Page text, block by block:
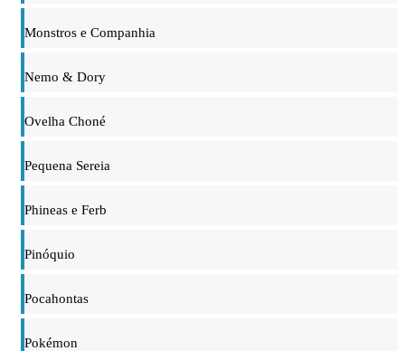
Monstros e Companhia
Nemo & Dory
Ovelha Choné
Pequena Sereia
Phineas e Ferb
Pinóquio
Pocahontas
Pokémon